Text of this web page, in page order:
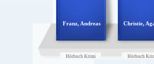
Franz, Andreas
Hörbuch Krimi
Christie,
Hörbuch